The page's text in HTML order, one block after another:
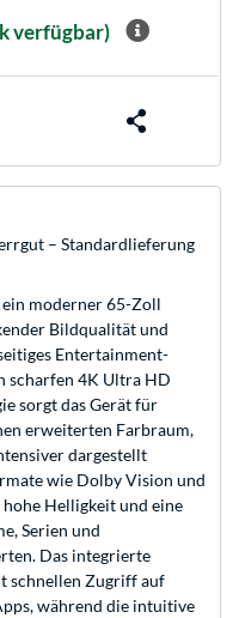
verfügbar)
– Standardlieferung
moderner 65-Zoll
Bildqualität und
Entertainment-
scharfen 4K Ultra HD
sorgt das Gerät für
erweiterten Farbraum,
dargestellt
wie Dolby Vision und
Helligkeit und eine
Serien und
Das integrierte
schnellen Zugriff auf
während die intuitive